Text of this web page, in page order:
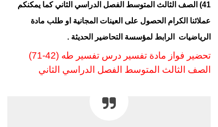
41) الصف الثالث المتوسط الفصل الدراسي الثاني كما يمكنكم
عملائنا الكرام الحصول على العينات المجانية او طلب مادة
الرياضيات
الرابط لمؤسسة التحاضير الحديثة .
تحضير فواز مادة تفسير درس تفسير طه (42-71)
الصف الثالث المتوسط الفصل الدراسي الثاني